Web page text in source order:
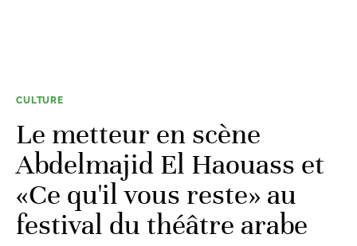
CULTURE
Le metteur en scène
Abdelmajid El Haouass et
«Ce qu'il vous reste» au
festival du théâtre arabe